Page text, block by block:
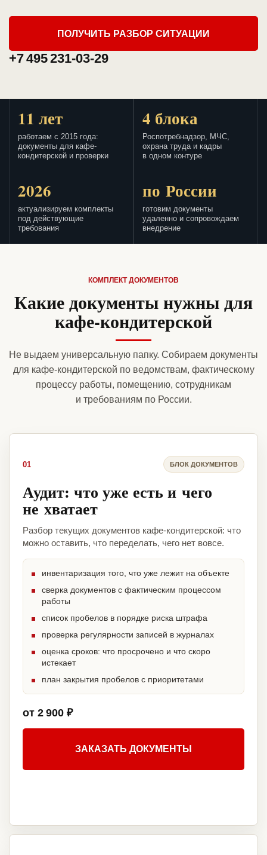
ПОЛУЧИТЬ РАЗБОР СИТУАЦИИ
+7 495 231-03-29
11 лет
работаем с 2015 года:
документы для кафе-
кондитерской и проверки
4 блока
Роспотребнадзор, МЧС,
охрана труда и кадры
в одном контуре
2026
актуализируем комплекты
под действующие
требования
по России
готовим документы
удаленно и сопровождаем
внедрение
КОМПЛЕКТ ДОКУМЕНТОВ
Какие документы нужны для
кафе-кондитерской
Не выдаем универсальную папку. Собираем документы
для кафе-кондитерской по ведомствам, фактическому
процессу работы, помещению, сотрудникам
и требованиям по России.
01 БЛОК ДОКУМЕНТОВ
Аудит: что уже есть и чего
не хватает
Разбор текущих документов кафе-кондитерской: что
можно оставить, что переделать, чего нет вовсе.
инвентаризация того, что уже лежит на объекте
сверка документов с фактическим процессом
работы
список пробелов в порядке риска штрафа
проверка регулярности записей в журналах
оценка сроков: что просрочено и что скоро
истекает
план закрытия пробелов с приоритетами
от 2 900 ₽
ЗАКАЗАТЬ ДОКУМЕНТЫ